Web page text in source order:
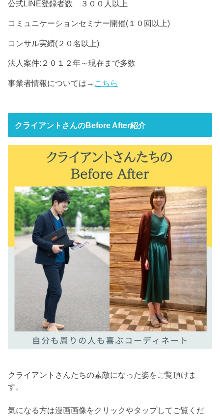
公式LINE登録者数 ３００人以上
コミュニケーションセミナー開催(１０回以上)
コンサル実績(２０名以上)
法人案件:２０１２年～現在まで多数
事業者情報については→ こちら
クライアントさんのBefore After紹介
クライアントさんたちの素敵になった姿をご覧頂けま
す。
気になる方は漫画画像をクリックやタップしてご覧くだ